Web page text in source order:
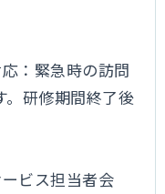
：緊急時の訪問
。研修期間終了後
ビス担当者会